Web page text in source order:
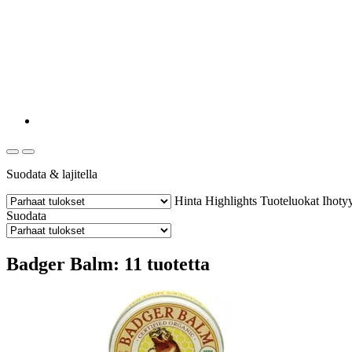
Suodata & lajitella
Hinta Highlights Tuoteluokat
Suodata
Badger Balm: 11 tuotetta